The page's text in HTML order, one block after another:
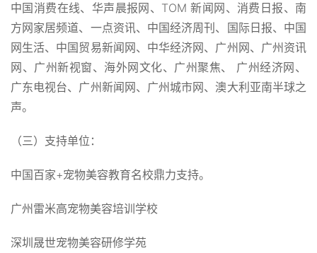
中国消费在线、华声晨报网、TOM 新闻网、消费日报、南
方网家居频道、一点资讯、中国经济周刊、国际日报、中国
网生活、中国贸易新闻网、中华经济网、广州网、广州资讯
网、广州新视窗、海外网文化、广州聚焦、 广州经济网、
广东电视台、广州新闻网、广州城市网、澳大利亚南半球之
声。
（三）支持单位：
中国百家+宠物美容教育名校鼎力支持。
广州雷米高宠物美容培训学校
深圳晟世宠物美容研修学苑